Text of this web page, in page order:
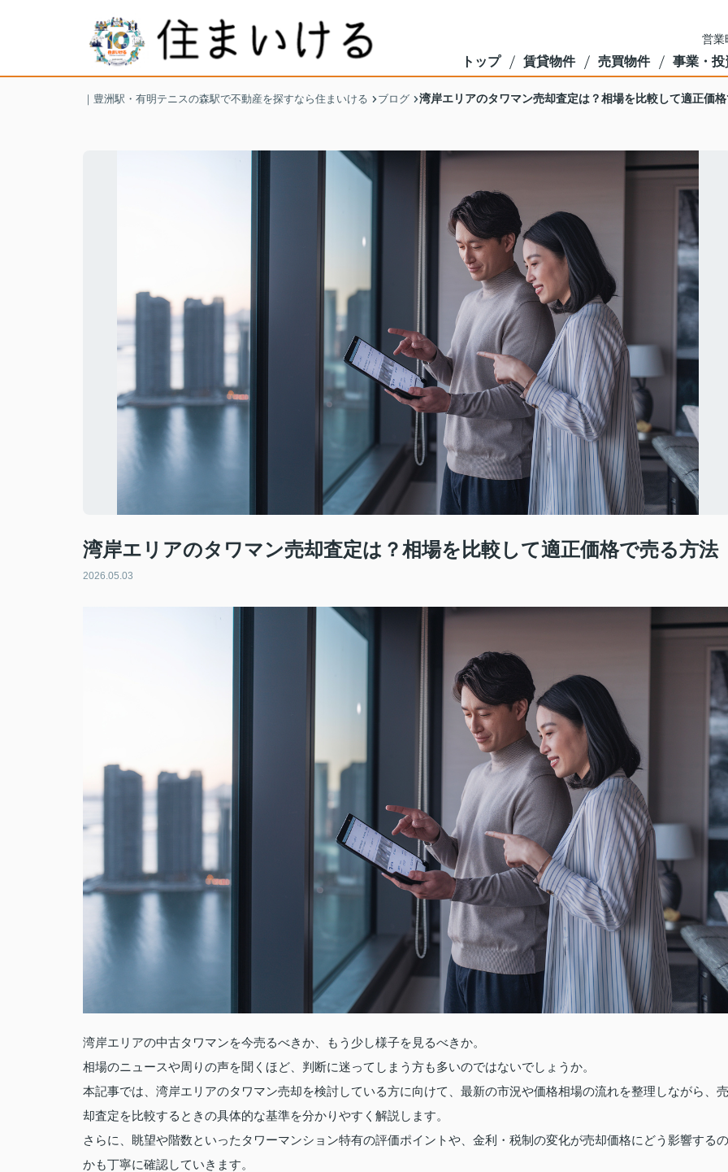
営
トップ 賃貸物件 売買物件 事業・投
｜豊洲駅・有明テニスの森駅で不動産を探すなら住まいける ブログ 湾岸エリアのタワマン売却査定は？相場を比較して適正価
湾岸エリアのタワマン売却査定は？相場を比較して適正価格で売る方法
2026.05.03
湾岸エリアの中古タワマンを今売るべきか、もう少し様子を見るべきか。
相場のニュースや周りの声を聞くほど、判断に迷ってしまう方も多いのではないでしょうか。
本記事では、湾岸エリアのタワマン売却を検討している方に向けて、最新の市況や価格相場の流れを整理しながら、売
却査定を比較するときの具体的な基準を分かりやすく解説します。
さらに、眺望や階数といったタワーマンション特有の評価ポイントや、金利・税制の変化が売却価格にどう影響するの
かも丁寧に確認していきます。